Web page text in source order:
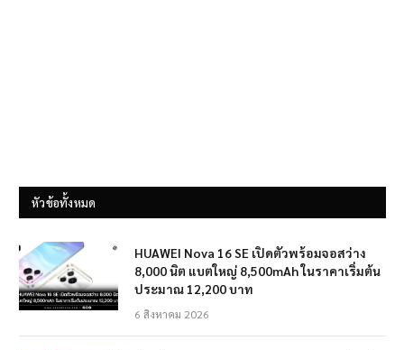
หัวข้อทั้งหมด
HUAWEI Nova 16 SE เปิดตัวพร้อมจอสว่าง
8,000 นิต แบตใหญ่ 8,500mAh ในราคาเริ่มต้น
ประมาณ 12,200 บาท
6 สิงหาคม 2026